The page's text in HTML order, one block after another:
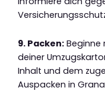
9. Packen: Beginne
deiner
Inhalt und dem
Auspacken in